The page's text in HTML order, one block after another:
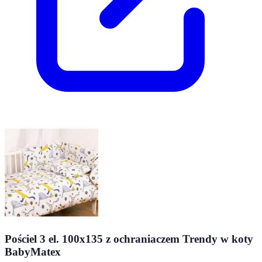
Pościel 3 el. 100x135 z ochraniaczem Trendy w koty
BabyMatex